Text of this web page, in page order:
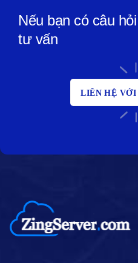
Nếu bạn có câu
tư vấn
LIÊN HỆ VỚI